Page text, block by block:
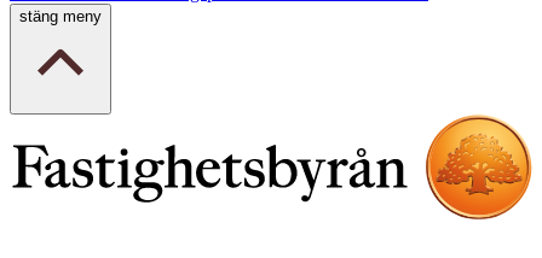
stäng meny